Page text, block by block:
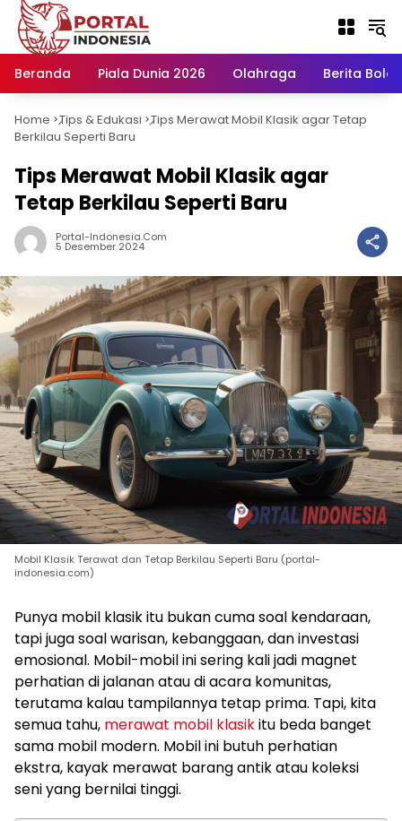
Langsung
konten
Beranda
Piala Dunia 2026 Olahraga Berita Bola
Home -
Tips & Edukasi -
Tips Merawat Mobil Klasik agar Tetap
Berkilau Seperti Baru
Tips Merawat Mobil Klasik agar
Tetap Berkilau Seperti Baru
Portal-Indonesia.com
5 Desember 2024
Mobil Klasik Terawat dan Tetap Berkilau Seperti Baru (portal-
indonesia.com)
Punya mobil klasik itu bukan cuma soal kendaraan,
tapi juga soal warisan, kebanggaan, dan investasi
emosional. Mobil-mobil ini sering kali jadi magnet
perhatian di jalanan atau di acara komunitas,
terutama kalau tampilannya tetap prima. Tapi, kita
semua tahu, merawat mobil klasikitu beda banget
sama mobil modern. Mobil ini butuh perhatian
ekstra, kayak merawat barang antik atau koleksi
seni yang bernilai tinggi.